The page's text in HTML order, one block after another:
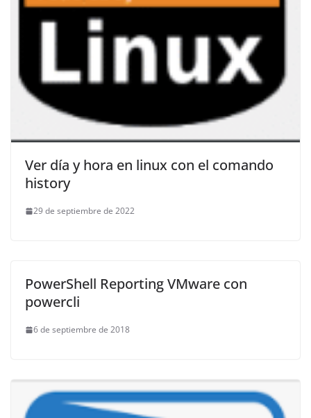
Ver día y hora en linux con el comando
history
29 de septiembre de 2022
PowerShell Reporting VMware con
powercli
6 de septiembre de 2018